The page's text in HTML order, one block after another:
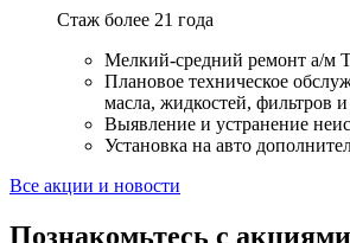
Стаж более 21 года
Мелкий-средний ремонт а/м
Плановое техническое
масла, жидкостей, фильтров и
Выявление и устранение
Установка на авто
Все акции и новости
Познакомьтесь с